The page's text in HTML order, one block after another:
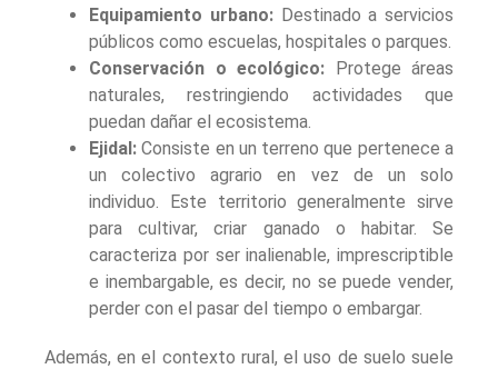
Equipamiento urbano:Destinado a servicios
públicos como escuelas, hospitales o parques.
Conservación o ecológico: Protege áreas
naturales, restringiendo actividades que
puedan dañar el ecosistema.
Ejidal:Consiste en un terreno que pertenece a
un colectivo agrario en vez de un solo
individuo. Este territorio generalmente sirve
para cultivar, criar ganado o habitar. Se
caracteriza por ser inalienable, imprescriptible
e inembargable, es decir, no se puede vender,
perder con el pasar del tiempo o embargar.
Además, en el contexto rural, el uso de suelo suele